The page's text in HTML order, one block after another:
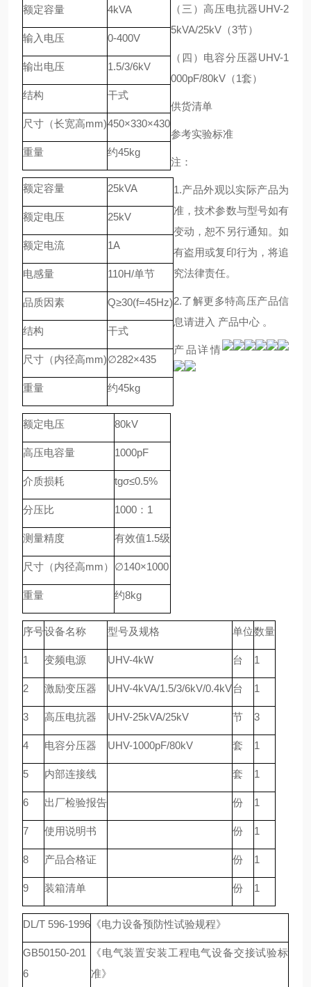
额定容量 4kVA
输入电压 0-400V
输出电压 1.5/3/6kV
结构 干式
尺寸（长宽高mm)450×330×430
重量 约45kg
（三 ）高压电抗器UHV-2
5kVA/25kV（3节）
额定容量 25kVA
额定电压 25kV
额定电流 1A
电感量 110H/单节
品质因素 Q≥30(f=45Hz)
结构 干式
尺寸（内径高mm)∅282×435
重量 约45kg
（四 ） 电容分压器UHV-1
000pF/80kV（1套）
额定电压 80kV
高压电容量 1000pF
介质损耗 tgσ≤0.5%
分压比 1000：1
测量精度 有效值1.5级
尺寸（内径高mm） ∅140×1000
重量 约8kg
供货清单
序号设备名称 型号及规格 单位数量
1 变频电源 UHV-4kW 台 1
2 激励变压器 UHV-4kVA/1.5/3/6kV/0.4kV台 1
3 高压电抗器 UHV-25kVA/25kV 节 3
4 电容分压器 UHV-1000pF/80kV 套 1
5 内部连接线 套 1
6 出厂检验报告 份 1
7 使用说明书 份 1
8 产品合格证 份 1
9 装箱清单 份 1
参考实验标准
DL/T 596-1996 《电力设备预防性试验规程》
GB50150-201
6
《电气装置安装工程电气设备交接试验标
准》
注：
1.产品外观以实际产品为
准，技术参数与型号如有
变动，恕不另行通知。如
有盗用或复印行为，将追
究法律责任。
2.了解更多特高压产品信
息请进入 产品中心 。
产品详情